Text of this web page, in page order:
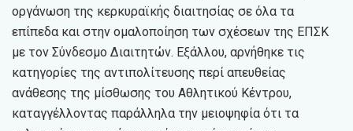
οργάνωση της κερκυραϊκής διαιτησίας σε όλα τα
επίπεδα και στην ομαλοποίηση των σχέσεων της ΕΠΣΚ
με τον Σύνδεσμο Διαιτητών. Εξάλλου, αρνήθηκε τις
κατηγορίες της αντιπολίτευσης περί απευθείας
ανάθεσης της μίσθωσης του Αθλητικού Κέντρου,
καταγγέλλοντας παράλληλα την μειοψηφία ότι τα